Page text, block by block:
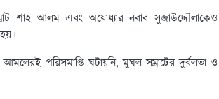
শাহ আলম এবং অযোধ্যার নবাব সুজাউদ্দৌলাকেও
পরিসমাপ্তি ঘটায়নি, মুঘল সম্রাটের দুর্বলতা ও